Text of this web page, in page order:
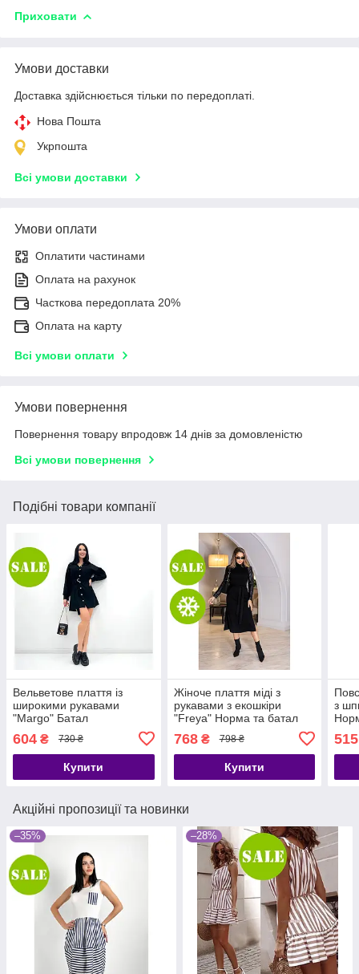
Приховати
Умови доставки
Доставка здійснюється тільки по передоплаті.
Нова Пошта
Укрпошта
Всі умови доставки
Умови оплати
Оплатити частинами
Оплата на рахунок
Часткова передоплата 20%
Оплата на карту
Всі умови оплати
Умови повернення
Повернення товару впродовж 14 днів за домовленістю
Всі умови повернення
Подібні товари компанії
Вельветове плаття із
широкими рукавами
"Margo" Батал
604 ₴ 730 ₴
Купити
Жіноче плаття міді з
рукавами з екошкіри
"Freya" Норма та батал
768₴ 798 ₴
Купити
з
515
Акційні пропозиції та новинки
–35% –28%